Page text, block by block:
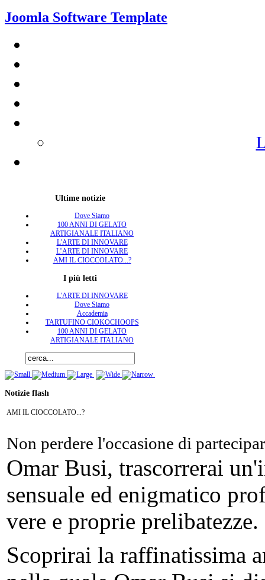
Joomla Software Template
Ultime notizie
Dove Siamo
100 ANNI DI GELATO
ARTIGIANALE ITALIANO
L'ARTE DI INNOVARE
L’ARTE DI INNOVARE
AMI IL CIOCCOLATO...?
I più letti
L'ARTE DI INNOVARE
Dove Siamo
Accademia
TARTUFINO CIOKOCHOOPS
100 ANNI DI GELATO
ARTIGIANALE ITALIANO
Notizie flash
AMI IL CIOCCOLATO...?
Non perdere l'occasione di
Omar Busi, trascorrerai
sensuale ed enigmatico
vere e proprie prelibatezze.
Scoprirai la raffinatissima